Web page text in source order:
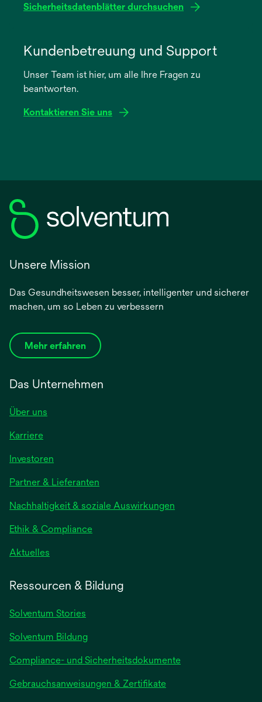
Sicherheitsdatenblätter durchsuchen
neuen
Registerkarte
Kundenbetreuung und Support
Unser Team ist hier, um alle Ihre Fragen zu
beantworten.
Kontaktieren Sie uns
Unsere Mission
Das Gesundheitswesen besser, intelligenter und sicherer
machen, um so Leben zu verbessern
Mehr erfahren
Das Unternehmen
Über uns
Karriere
Investoren
einer
neuen
Registerkarte
geöffnet
Partner & Lieferanten
Nachhaltigkeit & soziale Auswirkungen
Ethik & Compliance
Aktuelles
Registerkarte
Ressourcen & Bildung
Solventum Stories
Solventum Bildung
Compliance- und Sicherheitsdokumente
Gebrauchsanweisungen & Zertifikatewird